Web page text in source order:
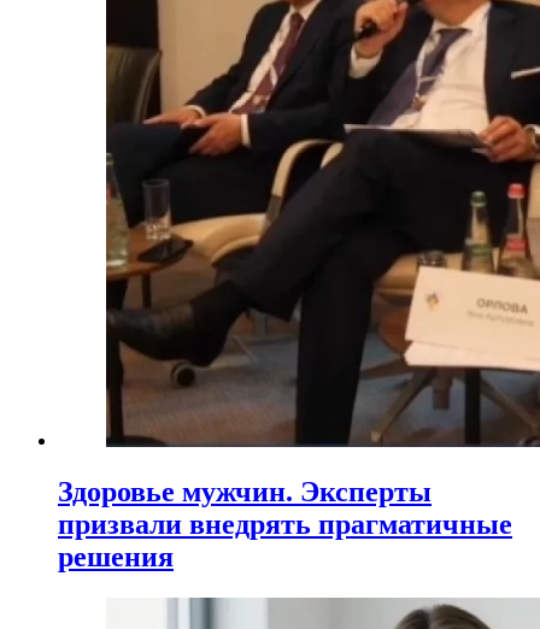
Здоровье мужчин. Эксперты
призвали внедрять прагматичные
решения